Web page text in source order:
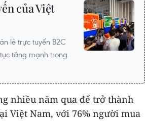
của Việt
lẻ trực tuyến B2C
tăng mạnh trong
nhiều năm qua để trở thành
Việt Nam, với 76% người mua